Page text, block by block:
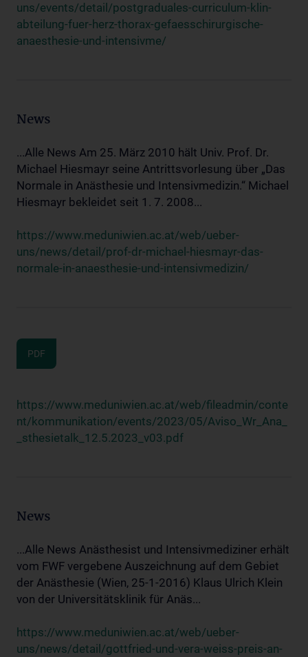
uns/events/detail/postgraduales-curriculum-klin-
abteilung-fuer-herz-thorax-gefaesschirurgische-
anaesthesie-und-intensivme/
News
...Alle News Am 25. März 2010 hält Univ. Prof. Dr.
Michael Hiesmayr seine Antrittsvorlesung über „Das
Normale in Anästhesie und Intensivmedizin.“ Michael
Hiesmayr bekleidet seit 1. 7. 2008...
https://www.meduniwien.ac.at/web/ueber-
uns/news/detail/prof-dr-michael-hiesmayr-das-
normale-in-anaesthesie-und-intensivmedizin/
PDF
https://www.meduniwien.ac.at/web/fileadmin/conte
nt/kommunikation/events/2023/05/Aviso_Wr_Ana_
_sthesietalk_12.5.2023_v03.pdf
News
...Alle News Anästhesist und Intensivmediziner erhält
vom FWF vergebene Auszeichnung auf dem Gebiet
der Anästhesie (Wien, 25-1-2016) Klaus Ulrich Klein
von der Universitätsklinik für Anäs...
https://www.meduniwien.ac.at/web/ueber-
uns/news/detail/gottfried-und-vera-weiss-preis-an-